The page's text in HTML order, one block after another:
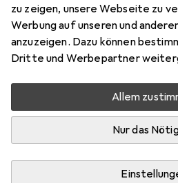
zu zeigen, unsere Webseite zu
Werbung auf unseren und
anzuzeigen. Dazu können
Dritte und Werbepartner
Allem
Nur das
Bewertungen
Zwischen Mo, 14.9. und Di,
Benachrichtigen, wenn
Lieferort angeben für
In den